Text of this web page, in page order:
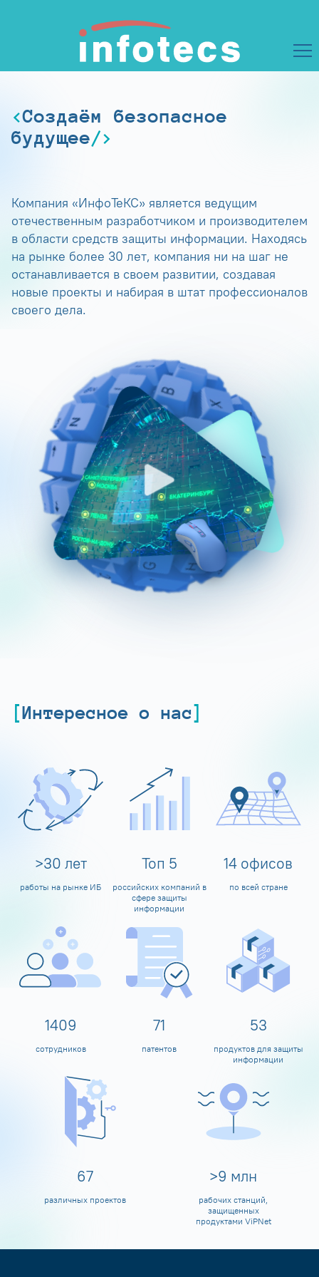
Создаём безопасное
будущее
Компания «ИнфоТеКС» является ведущим
отечественным разработчиком и производителем
в области средств защиты информации. Находясь
на рынке более 30 лет, компания ни на шаг не
останавливается в своем развитии, создавая
новые проекты и набирая в штат профессионалов
своего дела.
Интересное о нас
>30 лет
работы на рынке ИБ
Топ 5
российских компаний в
сфере защиты
информации
14 офисов
по всей стране
1593
сотрудников
80
патентов
60
продуктов для защиты
информации
79
различных проектов
>10 млн
рабочих станций,
защищенных
продуктами ViPNet